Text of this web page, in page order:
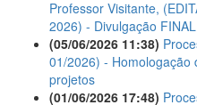
Professor Visitante,
2026) - Divulgação
(05/06/2026 11:38)
01/2026) - Homologação
projetos
(01/06/2026 17:48)